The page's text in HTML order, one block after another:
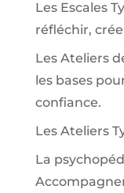
Les Escales
réfléchir,
Les Ateliers
les bases
confiance.
Les Ateliers
La